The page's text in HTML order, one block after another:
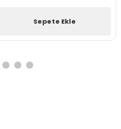
Sepete Ekle